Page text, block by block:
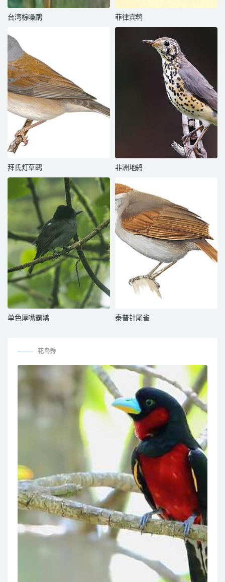
台湾棕噪鹛 菲律宾鹎
拜氏灯草鹀 非洲地鸫
单色厚嘴霸鹟 泰普针尾雀
花鸟秀